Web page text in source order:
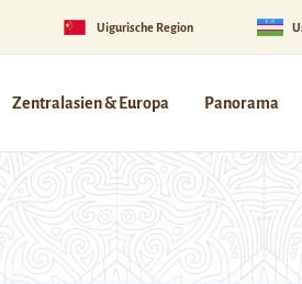
Uigurische Region
Zentralasien & Europa Panorama